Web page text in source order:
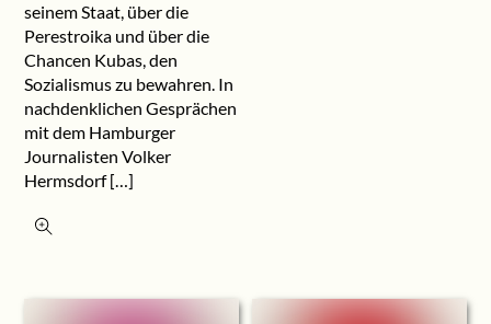
seinem Staat, über die
Perestroika und über die
Chancen Kubas, den
Sozialismus zu bewahren. In
nachdenklichen Gesprächen
mit dem Hamburger
Journalisten Volker
Hermsdorf […]